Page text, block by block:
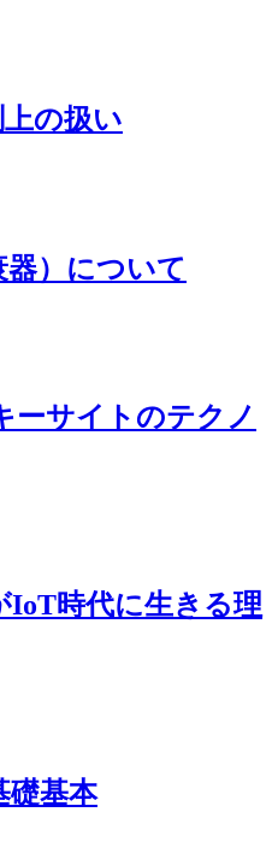
の扱い
）について
ーサイトのテクノ
IoT時代に生きる理
礎基本